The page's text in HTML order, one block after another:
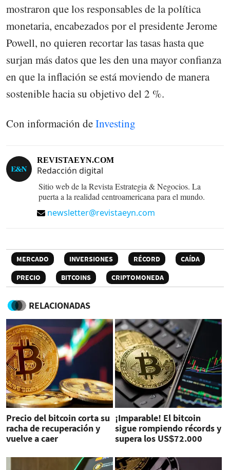
mostraron que los responsables de la política
monetaria, encabezados por el presidente Jerome
Powell, no quieren recortar las tasas hasta que
surjan más datos que les den una mayor confianza
en que la inflación se está moviendo de manera
sostenible hacia su objetivo del 2 %.
Con información deInvesting
REVISTAEYN.COM
Redacción digital
Sitio web de la Revista Estrategia & Negocios. La
puerta a la realidad centroamericana para el mundo.
newsletter@revistaeyn.com
MERCADO INVERSIONES RÉCORD
CAÍDA
PRECIO
BITCOINS CRIPTOMONEDA
RELACIONADAS
Precio del bitcoin corta su
racha de recuperación y
vuelve a caer
¡Imparable! El bitcoin
sigue rompiendo récords y
supera los US$72.000